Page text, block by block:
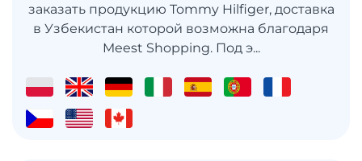
заказать продукцию Tommy Hilfiger, доставка
в Узбекистан которой возможна благодаря
Meest Shopping. Под э...